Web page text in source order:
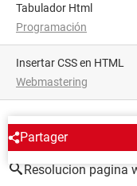
Tabulador Html
Programación
Insertar CSS en HTML
Webmastering
Partager
ALREDEDOR DEL
Resolucion pagina